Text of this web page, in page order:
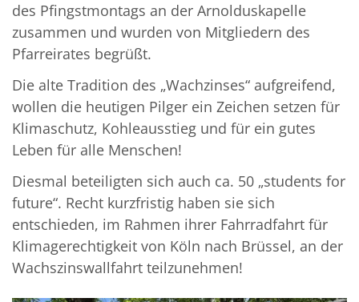
des Pfingstmontags an der Arnolduskapelle
zusammen und wurden von Mitgliedern des
Pfarreirates begrüßt.
Die alte Tradition des „Wachzinses“ aufgreifend,
wollen die heutigen Pilger ein Zeichen setzen für
Klimaschutz, Kohleausstieg und für ein gutes
Leben für alle Menschen!
Diesmal beteiligten sich auch ca. 50 „students for
future“. Recht kurzfristig haben sie sich
entschieden, im Rahmen ihrer Fahrradfahrt für
Klimagerechtigkeit von Köln nach Brüssel, an der
Wachszinswallfahrt teilzunehmen!